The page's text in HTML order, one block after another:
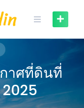
าศที่ดินที่
2025